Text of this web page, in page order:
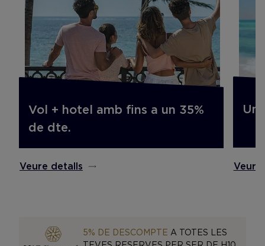
Vol + hotel amb fins a un 35%
de dte.
Veure detalls
Un
Veure
5% DE DESCOMPTE A TOTES LES